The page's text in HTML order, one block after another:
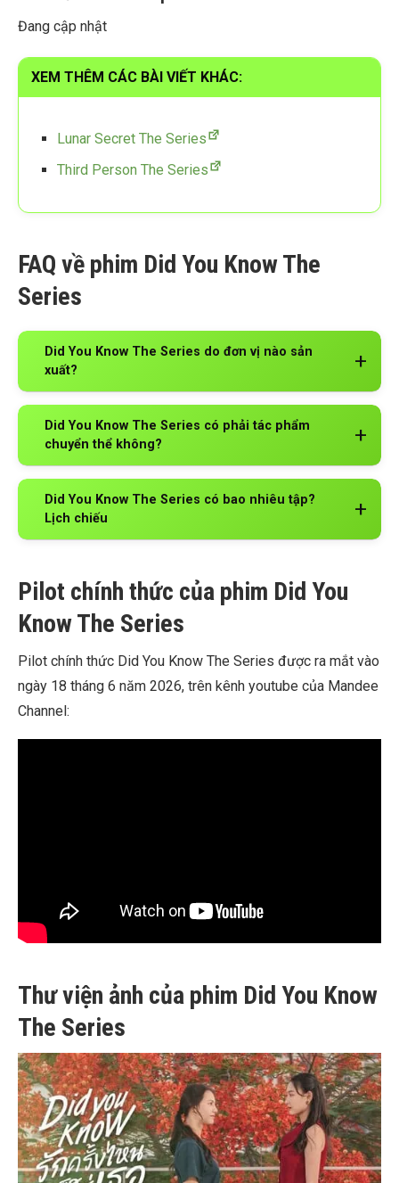
Đang cập nhật
XEM THÊM CÁC BÀI VIẾT KHÁC:
Lunar Secret The Series
Third Person The Series
FAQ về phim Did You Know The
Series
Did You Know The Series do đơn vị nào sản
xuất?
Did You Know The Series có phải tác phẩm
chuyển thể không?
Did You Know The Series có bao nhiêu tập?
Lịch chiếu
Pilot chính thức của phim Did You
Know The Series
Pilot chính thức Did You Know The Series được ra mắt vào
ngày 18 tháng 6 năm 2026, trên kênh youtube của Mandee
Channel:
Thư viện ảnh của phim Did You Know
The Series